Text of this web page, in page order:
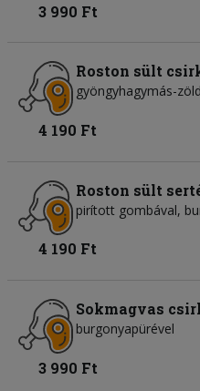
3 990 Ft
Roston sült
gyöngyhagymás-
4 190 Ft
Roston sült
pirított gombával,
4 190 Ft
Sokmagvas
burgonyapürével
3 990 Ft